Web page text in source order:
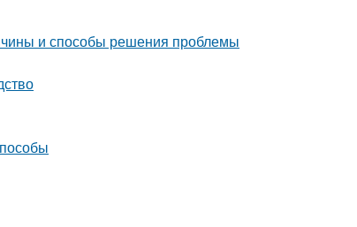
и способы решения проблемы